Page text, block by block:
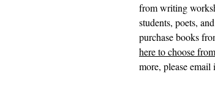
from writing
students, poets,
purchase books
here to choose
more, please